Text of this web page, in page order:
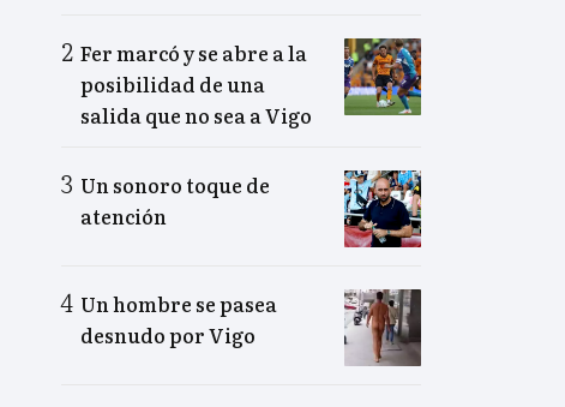
Fer marcó y se abre a la
posibilidad de una
salida que no sea a Vigo
Un sonoro toque de
atención
Un hombre se pasea
desnudo por Vigo